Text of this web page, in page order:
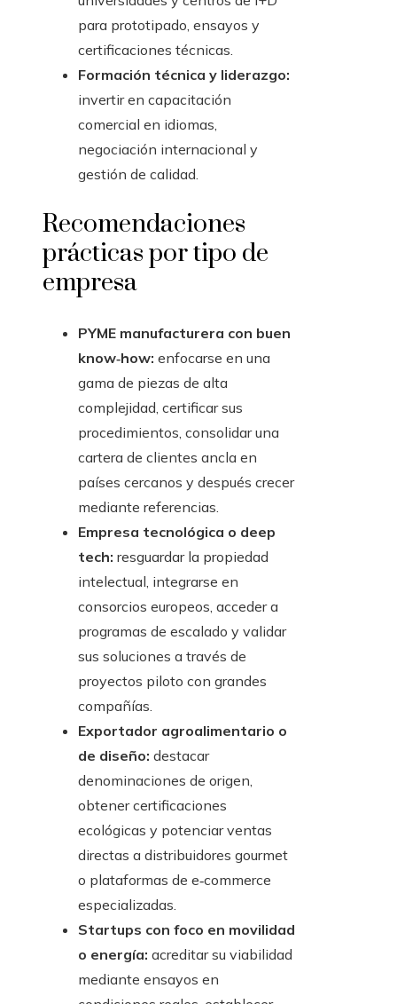
para prototipado, ensayos y
certificaciones técnicas.
Formación técnica y liderazgo:
invertir en capacitación
comercial en idiomas,
negociación internacional y
gestión de calidad.
Recomendaciones
prácticas por tipo de
empresa
PYME manufacturera con buen
know‑how: enfocarse en una
gama de piezas de alta
complejidad, certificar sus
procedimientos, consolidar una
cartera de clientes ancla en
países cercanos y después crecer
mediante referencias.
Empresa tecnológica o deep
tech: resguardar la propiedad
intelectual, integrarse en
consorcios europeos, acceder a
programas de escalado y validar
sus soluciones a través de
proyectos piloto con grandes
compañías.
Exportador agroalimentario o
de diseño: destacar
denominaciones de origen,
obtener certificaciones
ecológicas y potenciar ventas
directas a distribuidores gourmet
o plataformas de e‑commerce
especializadas.
Startups con foco en movilidad
o energía: acreditar su viabilidad
mediante ensayos en